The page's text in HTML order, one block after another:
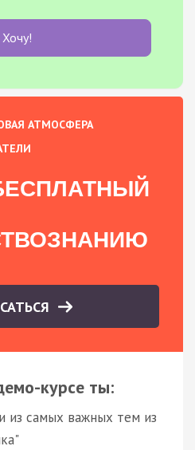
Хочу!
АТМОСФЕРА
курсе ты:
из самых важных тем из